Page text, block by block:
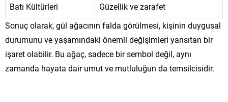
Batı Kültürleri
Güzellik ve zarafet
Sonuç olarak, gül ağacının falda görülmesi, kişinin duygusal
durumunu ve yaşamındaki önemli değişimleri yansıtan bir
işaret olabilir. Bu ağaç, sadece bir sembol değil, aynı
zamanda hayata dair umut ve mutluluğun da temsilcisidir.